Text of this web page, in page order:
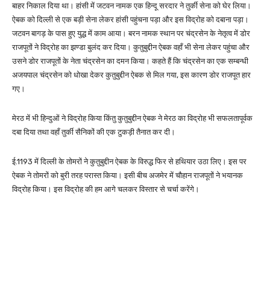
बाहर निकाल दिया था। हांसी में जटवन नामक एक हिन्दू सरदार ने तुर्की सेना को घेर लिया।
ऐबक को दिल्ली से एक बड़ी सेना लेकर हांसी पहुंचना पड़ा और इस विद्रोह को दबाना पड़ा।
जटवन बागड़ के पास हुए युद्ध में काम आया। बरन नामक स्थान पर चंद्रसेन के नेतृत्व में डोर
राजपूतों ने विद्रोह का झण्डा बुलंद कर दिया। कुतुबुद्दीन ऐबक वहाँ भी सेना लेकर पहुंचा और
उसने डोर राजपूतों के नेता चंद्रसेन का दमन किया। कहते हैं कि चंद्रसेन का एक सम्बन्धी
अजयपाल चंद्रसेन को धोखा देकर कुतुबुद्दीन ऐबक से मिल गया, इस कारण डोर राजपूत हार
गए।
मेरठ में भी हिन्दुओं ने विद्रोह किया किंतु कुतुबुद्दीन ऐबक ने मेरठ का विद्रोह भी सफलतापूर्वक
दबा दिया तथा वहाँ तुर्की सैनिकों की एक टुकड़ी तैनात कर दी।
ई.1193 में दिल्ली के तोमरों ने कुतुबुद्दीन ऐबक के विरुद्ध फिर से हथियार उठा लिए। इस पर
ऐबक ने तोमरों को बुरी तरह परास्त किया। इसी बीच अजमेर में चौहान राजपूतों ने भयानक
विद्रोह किया। इस विद्रोह की हम आगे चलकर विस्तार से चर्चा करेंगे।